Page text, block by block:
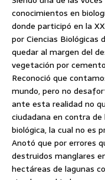
conocimientos en
donde participó en la
por Ciencias Biológicas
quedar al margen del
vegetación por
Reconoció que
mundo, pero no
ante esta realidad no
ciudadana en contra
biológica, la cual no es
Anotó que por errores
destruidos manglares
hectáreas de lagunas